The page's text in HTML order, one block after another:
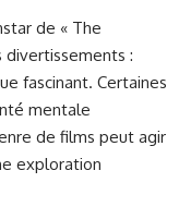
de « The
divertissements :
fascinant. Certaines
mentale
de films peut agir
exploration